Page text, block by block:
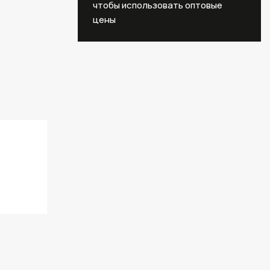
чтобы использовать оптовые
цены